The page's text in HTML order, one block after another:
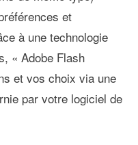
et
à une technologie
« Adobe Flash
et vos choix via une
par votre logiciel de